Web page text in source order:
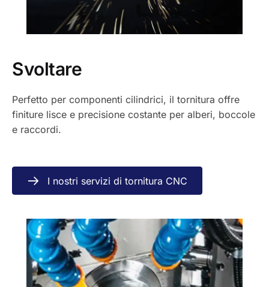
Svoltare
Perfetto per componenti cilindrici, il tornitura offre
finiture lisce e precisione costante per alberi, boccole
e raccordi.
I nostri servizi di tornitura CNC